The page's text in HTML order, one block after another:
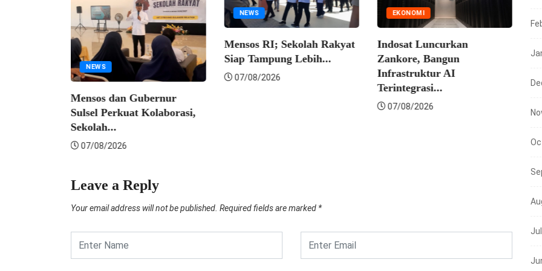
NEWS
Mensos dan Gubernur
Sulsel Perkuat Kolaborasi,
Sekolah...
07/08/2026
NEWS
Mensos RI; Sekolah Rakyat
Siap Tampung Lebih...
07/08/2026
EKONOMI
Indosat Luncurkan
Zankore, Bangun
Infrastruktur AI
Terintegrasi...
07/08/2026
Leave a Reply
Your email address will not be published. Required fields are marked *